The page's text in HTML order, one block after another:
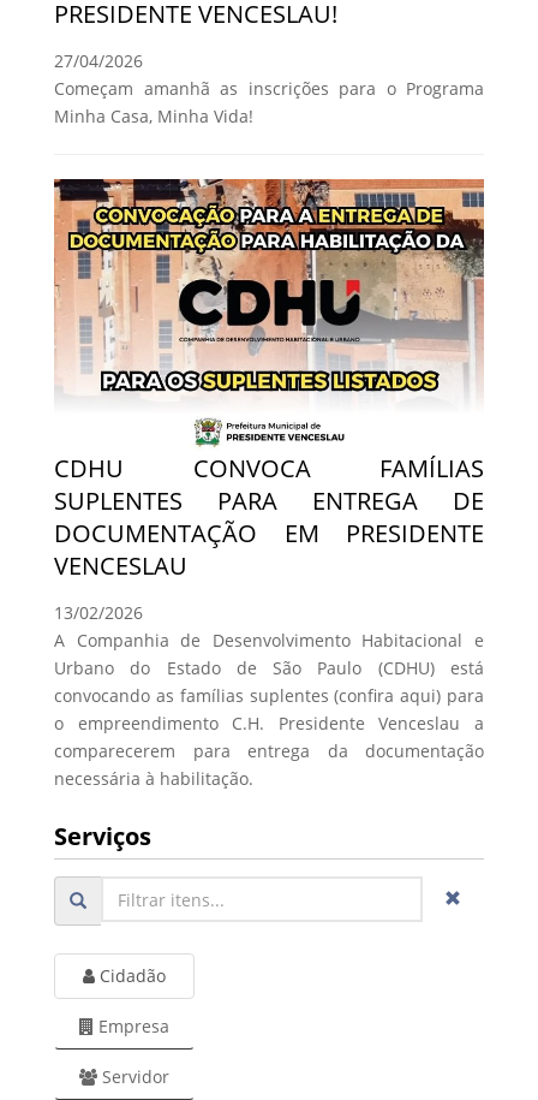
PRESIDENTE VENCESLAU!
27/04/2026
Começam amanhã as inscrições para o Programa
Minha Casa, Minha Vida!
CDHU CONVOCA FAMÍLIAS
SUPLENTES PARA ENTREGA DE
DOCUMENTAÇÃO EM PRESIDENTE
VENCESLAU
13/02/2026
A Companhia de Desenvolvimento Habitacional e
Urbano do Estado de São Paulo (CDHU) está
convocando as famílias suplentes (confira aqui) para
o empreendimento C.H. Presidente Venceslau a
comparecerem para entrega da documentação
necessária à habilitação.
Serviços
Cidadão
Empresa
Servidor